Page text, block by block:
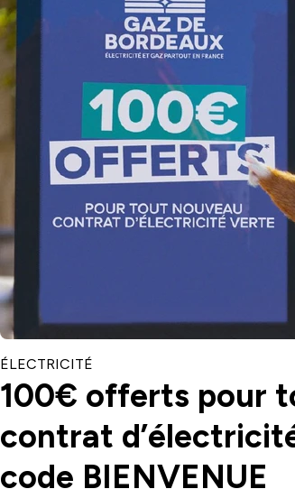
CATÉGORIE
ÉLECTRICITÉ
100€ offerts pour
contrat
code BIENVENUE